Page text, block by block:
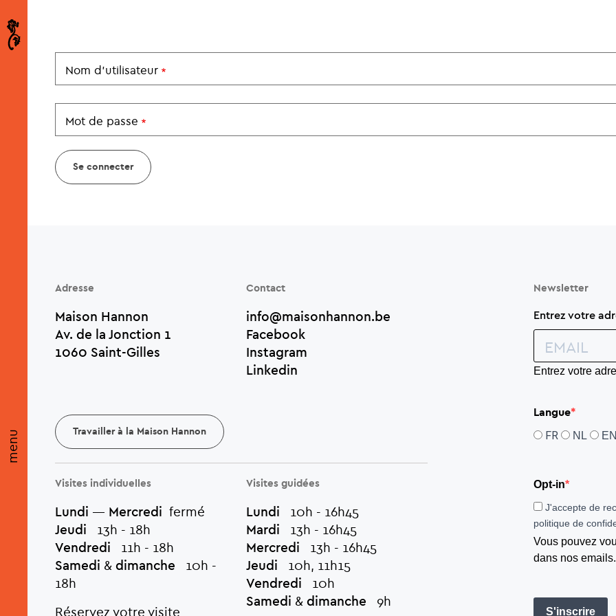
menu
Nom d'utilisateur
Mot de passe
Adresse
Maison Hannon
Av. de la Jonction 1
1060 Saint-Gilles
Travailler à la Maison Hannon
Contact
info@maisonhannon.be
Facebook
Instagram
Linkedin
Visites individuelles
Lundi — Mercredi fermé
Jeudi 13h - 18h
Vendredi 11h - 18h
Samedi & dimanche 10h -
18h
Réservez votre visite
Visites guidées
Lundi 10h - 16h45
Mardi 13h - 16h45
Mercredi 13h - 16h45
Jeudi 10h, 11h15
Vendredi 10h
Samedi &dimanche 9h
Newsletter
Entrez votre
Entrez votre
Langue
FR NL EN
Opt-in
J'accepte de
politique de
Vous pouvez
dans nos emails.
S'inscrire